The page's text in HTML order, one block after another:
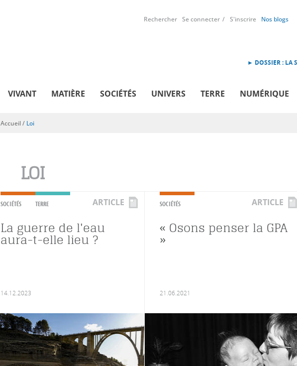
Rechercher Se connecter S'inscrire Nos blogs
► DOSSIER : LA
VIVANT MATIÈRE SOCIÉTÉS UNIVERS TERRE NUMÉRIQUE
Vous êtes ici
Accueil/ Loi
LOI
SOCIÉTÉS TERRE ARTICLE
La guerre de l'eau
aura-t-elle lieu ?
14.12.2023
SOCIÉTÉS ARTICLE
« Osons penser la GPA
»
21.06.2021